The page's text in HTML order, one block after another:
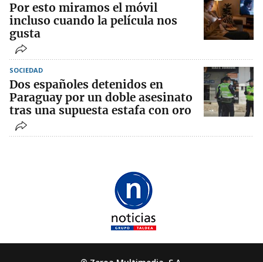
Por esto miramos el móvil
incluso cuando la película nos
gusta
SOCIEDAD
Dos españoles detenidos en
Paraguay por un doble asesinato
tras una supuesta estafa con oro